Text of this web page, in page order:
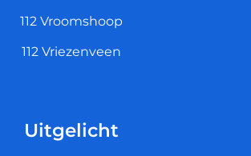
112 Vroomshoop
112 Vriezenveen
Uitgelicht